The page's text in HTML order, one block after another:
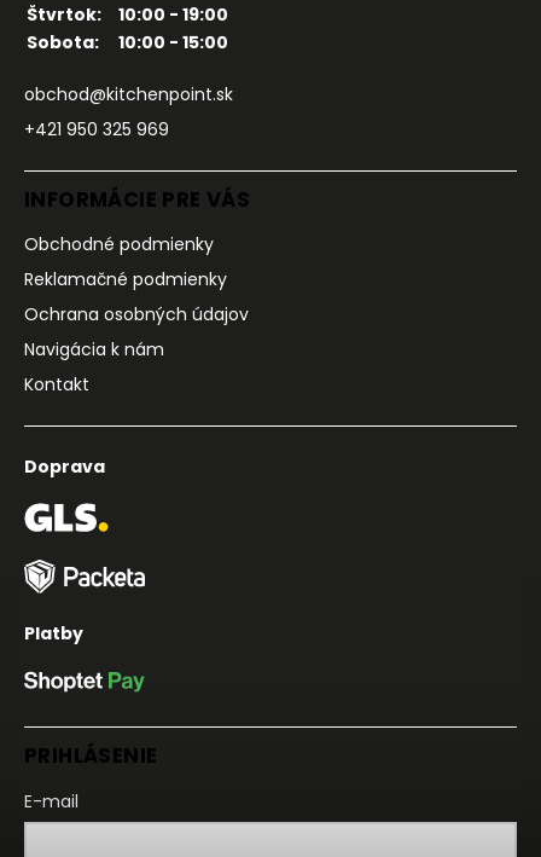
Štvrtok:
10:00 - 19:00
Sobota:
10:00 - 15:00
obchod@kitchenpoint.sk
+421 950 325 969
INFORMÁCIE PRE VÁS
Obchodné podmienky
Reklamačné podmienky
Ochrana osobných údajov
Navigácia k nám
Kontakt
Doprava
Platby
PRIHLÁSENIE
E-mail